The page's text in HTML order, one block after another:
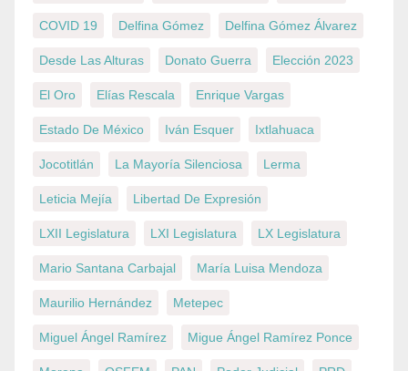
COVID 19 Delfina Gómez Delfina Gómez Álvarez
Desde Las Alturas Donato Guerra Elección 2023
El Oro Elías Rescala Enrique Vargas
Estado De México Iván Esquer Ixtlahuaca
Jocotitlán La Mayoría Silenciosa Lerma
Leticia Mejía Libertad De Expresión
LXII Legislatura LXI Legislatura LX Legislatura
Mario Santana Carbajal María Luisa Mendoza
Maurilio Hernández Metepec
Miguel Ángel Ramírez Migue Ángel Ramírez Ponce